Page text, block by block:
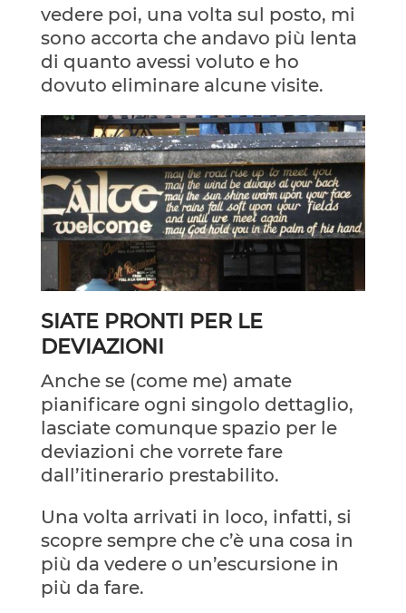
vedere poi, una volta sul posto, mi
sono accorta che andavo più lenta
di quanto avessi voluto e ho
dovuto eliminare alcune visite.
SIATE PRONTI PER LE
DEVIAZIONI
Anche se (come me) amate
pianificare ogni singolo dettaglio,
lasciate comunque spazio per le
deviazioni che vorrete fare
dall’itinerario prestabilito.
Una volta arrivati in loco, infatti, si
scopre sempre che c’è una cosa in
più da vedere o un’escursione in
più da fare.